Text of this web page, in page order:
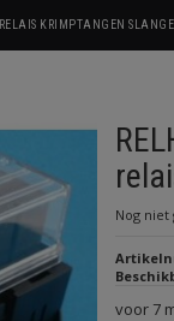
RELAIS KRIMPTANGEN
Nog niet
voor 7